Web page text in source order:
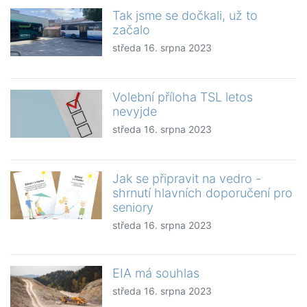
Tak jsme se dočkali, už to
začalo
středa 16. srpna 2023
Volební příloha TSL letos
nevyjde
středa 16. srpna 2023
Jak se připravit na vedro -
shrnutí hlavních doporučení pro
seniory
středa 16. srpna 2023
EIA má souhlas
středa 16. srpna 2023